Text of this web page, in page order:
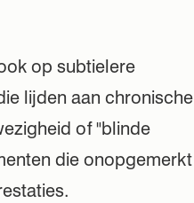
op subtielere
lijden aan chronische
of "blinde
die onopgemerkt